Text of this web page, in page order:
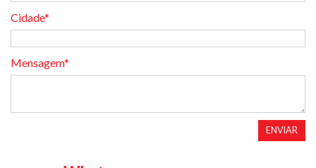
Cidade*
Mensagem*
ENVIAR